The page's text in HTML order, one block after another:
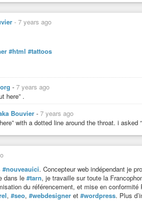
- 7 years ago
#html #tattoos
- 7 years ago
here” .
Bouvier - 7 years ago
with a dotted line around the throat. i
#nouveauici. Concepteur web indépendant je
dans le #tarn, je travaille sur toute la
du référencement, et mise en conformité
, #seo, #webdesigner et #wordpress. Plus